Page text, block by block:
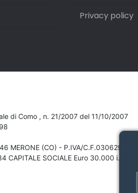
Privacy policy
di Como , n. 21/2007 del 11/10/2007
MERONE (CO) - P.IVA/C.F.03062910132
SOCIALE Euro 30.000 i.v.